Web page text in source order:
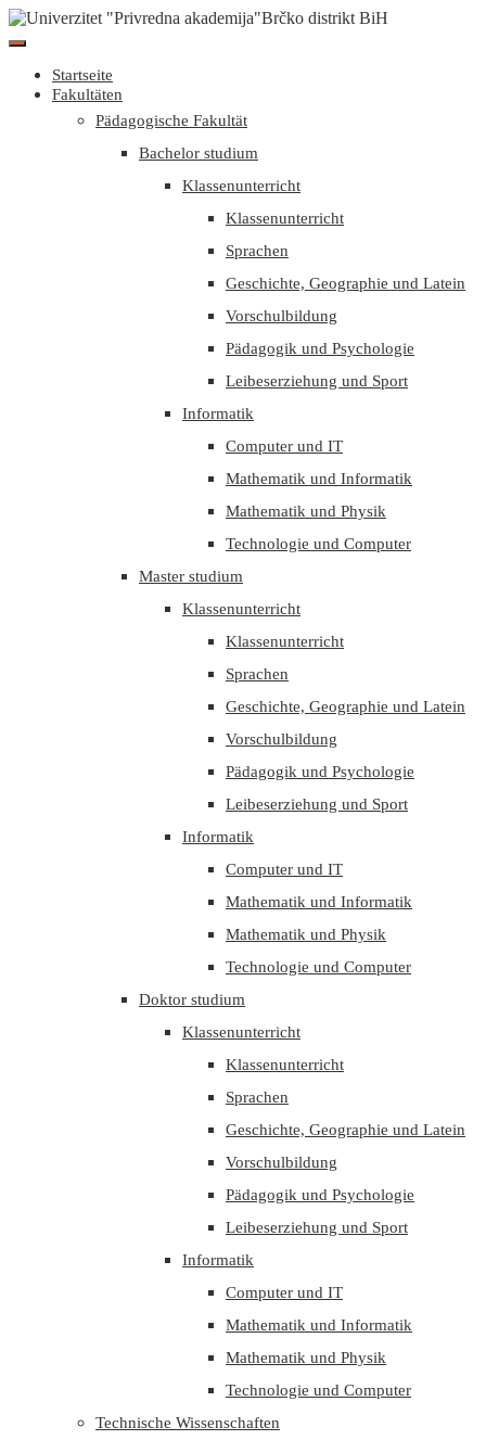
Startseite
Fakultäten
Pädagogische Fakultät
Bachelor studium
Klassenunterricht
Klassenunterricht
Sprachen
Geschichte, Geographie und Latein
Vorschulbildung
Pädagogik und Psychologie
Leibeserziehung und Sport
Informatik
Computer und IT
Mathematik und Informatik
Mathematik und Physik
Technologie und Computer
Master studium
Klassenunterricht
Klassenunterricht
Sprachen
Geschichte, Geographie und Latein
Vorschulbildung
Pädagogik und Psychologie
Leibeserziehung und Sport
Informatik
Computer und IT
Mathematik und Informatik
Mathematik und Physik
Technologie und Computer
Doktor studium
Klassenunterricht
Klassenunterricht
Sprachen
Geschichte, Geographie und Latein
Vorschulbildung
Pädagogik und Psychologie
Leibeserziehung und Sport
Informatik
Computer und IT
Mathematik und Informatik
Mathematik und Physik
Technologie und Computer
Technische Wissenschaften